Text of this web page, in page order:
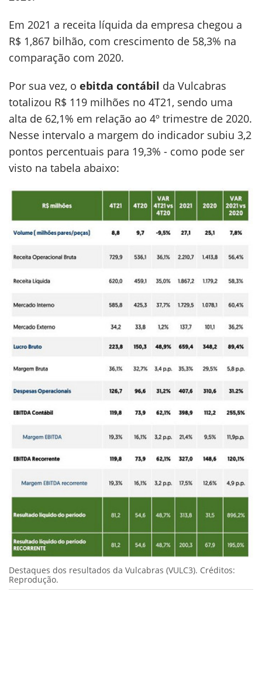
Em 2021 a receita líquida da empresa chegou a
R$ 1,867 bilhão, com crescimento de 58,3% na
comparação com 2020.
Por sua vez, o ebitda contábil da Vulcabras
totalizou R$ 119 milhões no 4T21, sendo uma
alta de 62,1% em relação ao 4º trimestre de 2020.
Nesse intervalo a margem do indicador subiu 3,2
pontos percentuais para 19,3% - como pode ser
visto na tabela abaixo:
Destaques dos resultados da Vulcabras (VULC3). Créditos:
Reprodução.